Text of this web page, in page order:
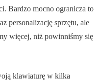
Bardzo mocno ogranicza to
personalizację sprzętu, ale
więcej, niż powinniśmy się
klawiaturę w kilka